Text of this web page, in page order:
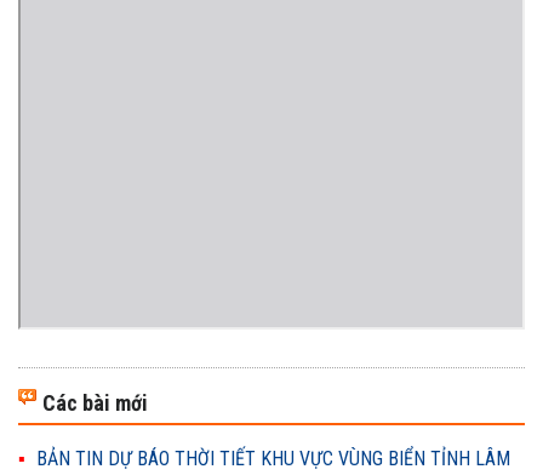
Các bài mới
BẢN TIN DỰ BÁO THỜI TIẾT KHU VỰC VÙNG BIỂN TỈNH LÂM